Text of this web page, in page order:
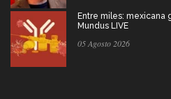
Entre miles: mexicana
Mundus LIVE
05 Agosto 2026